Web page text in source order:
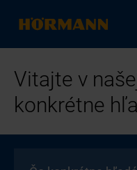
Vitajte v
konkrétne